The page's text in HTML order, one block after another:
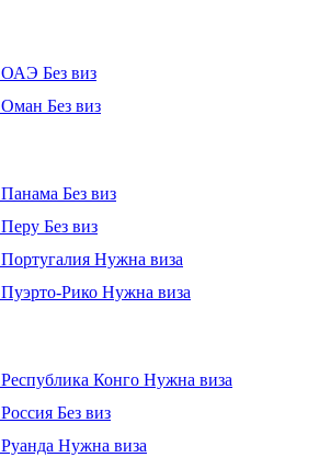
ОАЭ Без виз
Оман Без виз
Панама Без виз
Перу Без виз
Португалия Нужна виза
Пуэрто-Рико Нужна виза
Республика Конго Нужна виза
Россия Без виз
Руанда Нужна виза